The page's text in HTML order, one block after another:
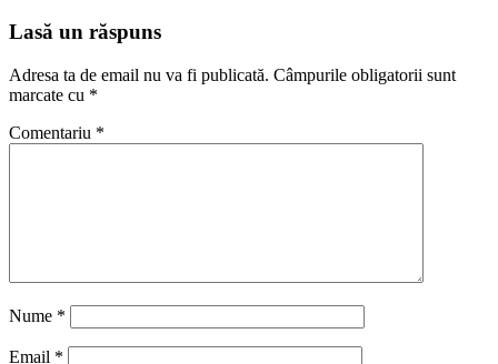
Lasă un răspuns
Adresa ta de email nu va fi publicată. Câmpurile obligatorii sunt
marcate cu *
Comentariu *
Nume *
Email *